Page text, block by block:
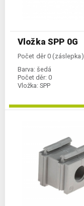
Vložka SPP 0G
Počet děr 0 (záslepka)
Barva: šedá
Počet děr: 0
Vložka: SPP